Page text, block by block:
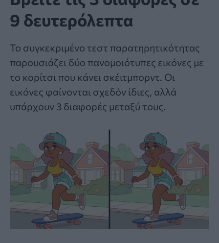
9 δευτερόλεπτα
Το συγκεκριμένο τεστ παρατηρητικότητας
παρουσιάζει δύο πανομοιότυπες εικόνες με
το κορίτσι που κάνει σκέιτμπορντ. Οι
εικόνες φαίνονται σχεδόν ίδιες, αλλά
υπάρχουν 3 διαφορές μεταξύ τους.